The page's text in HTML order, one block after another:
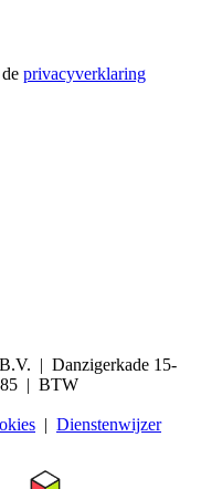
privacyverklaring
| Danzigerkade 15-
| BTW
| Dienstenwijzer